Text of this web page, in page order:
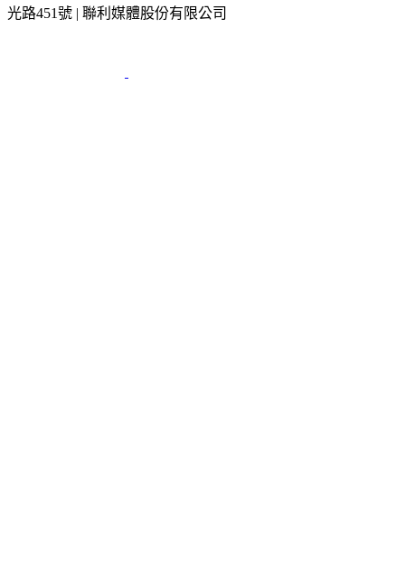
光路451號 | 聯利媒體股份有限公司